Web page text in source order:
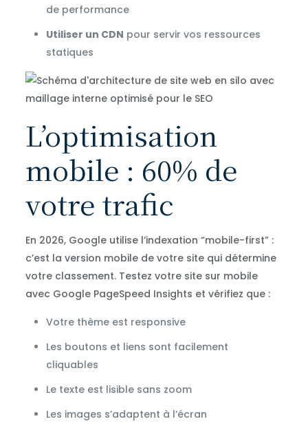
de performance
Utiliser un CDN pour servir vos ressources
statiques
L’optimisation
mobile : 60% de
votre trafic
En 2026, Google utilise l’indexation “mobile-first” :
c’est la version mobile de votre site qui détermine
votre classement. Testez votre site sur mobile
avec Google PageSpeed Insights et vérifiez que :
Votre thème est responsive
Les boutons et liens sont facilement
cliquables
Le texte est lisible sans zoom
Les images s’adaptent à l’écran